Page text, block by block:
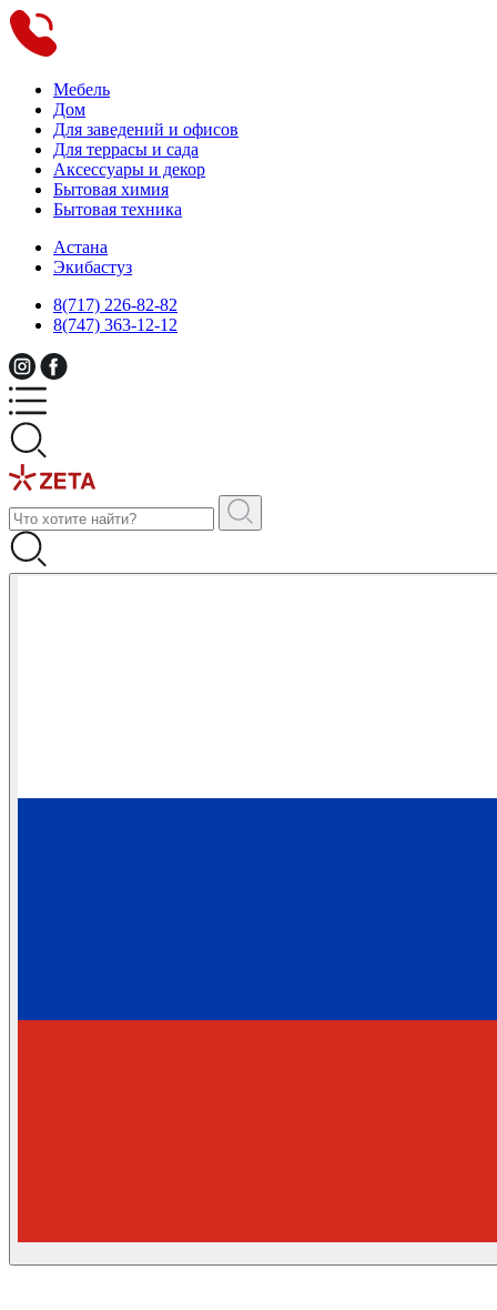
Мебель
Дом
Для заведений и офисов
Для террасы и сада
Аксессуары и декор
Бытовая химия
Бытовая техника
Астана
Экибастуз
8(717) 226-82-82
8(747) 363-12-12